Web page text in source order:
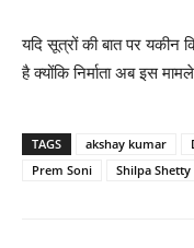
यदि सूत्रों की बात पर यकीन
है क्‍योंकि निर्माता अब इस
TAGS akshay kumar
Prem Soni
Shilpa Shetty